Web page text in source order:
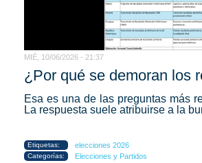
MIÉ, 10/06/2026 - 21:37
¿Por qué se demoran los
Esa es una de las preguntas más
La respuesta suele atribuirse a la
Etiquetas: elecciones 2026
Categorías: Elecciones y Partidos